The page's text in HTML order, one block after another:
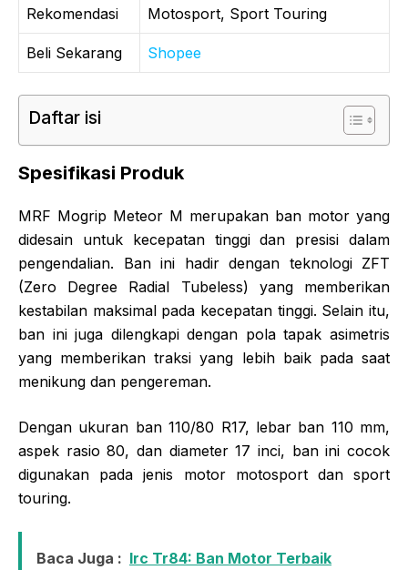
Rekomendasi Motosport, Sport Touring
Beli Sekarang Shopee
Daftar isi
Spesifikasi Produk
MRF Mogrip Meteor M merupakan ban motor yang
didesain untuk kecepatan tinggi dan presisi dalam
pengendalian. Ban ini hadir dengan teknologi ZFT
(Zero Degree Radial Tubeless) yang memberikan
kestabilan maksimal pada kecepatan tinggi. Selain itu,
ban ini juga dilengkapi dengan pola tapak asimetris
yang memberikan traksi yang lebih baik pada saat
menikung dan pengereman.
Dengan ukuran ban 110/80 R17, lebar ban 110 mm,
aspek rasio 80, dan diameter 17 inci, ban ini cocok
digunakan pada jenis motor motosport dan sport
touring.
Baca Juga : Irc Tr84: Ban Motor Terbaik